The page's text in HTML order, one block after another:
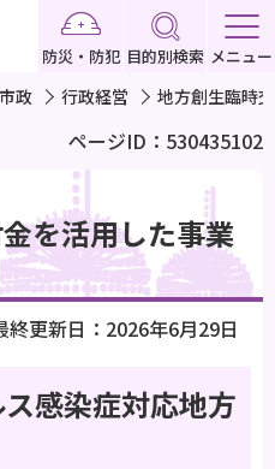
防災・防犯 目的別検索 メニュー
市政 行政経営 地方創生臨時
ページID：530435102
を活用した事業
終更新日：2026年6月29日
感染症対応地方